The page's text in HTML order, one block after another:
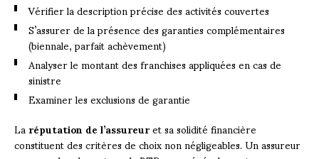
Vérifier la description précise des activités couvertes
S’assurer de la présence des garanties complémentaires
(biennale, parfait achèvement)
Analyser le montant des franchises appliquées en cas de
sinistre
Examiner les exclusions de garantie
Laréputation de l’assureuret sa solidité financière
constituent des critères de choix non négligeables. Un assureur